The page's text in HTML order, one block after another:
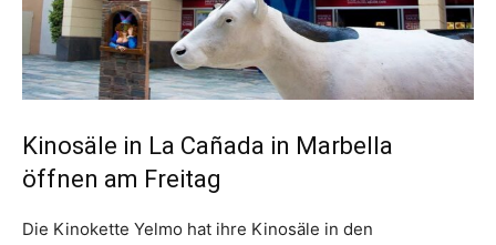
Kinosäle in La Cañada in Marbella
öffnen am Freitag
Die Kinokette Yelmo hat ihre Kinosäle in den